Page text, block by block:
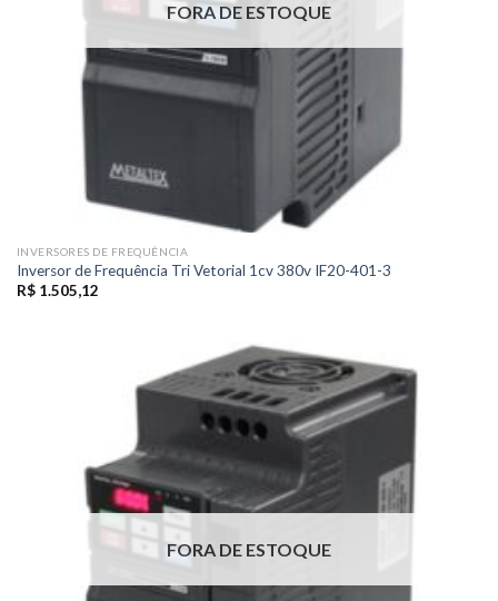
FORA DE ESTOQUE
INVERSORES DE FREQUÊNCIA
Inversor de Frequência Tri Vetorial 1cv 380v IF20-401-3
R$1.505,12
FORA DE ESTOQUE